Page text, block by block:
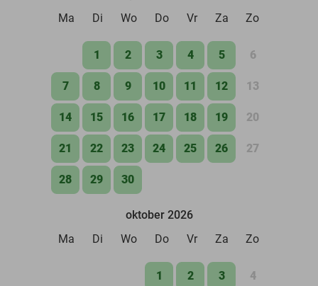
Ma
Di Wo Do Vr Za Zo
1 2 3 4 5 6
7 8 9 10 11 12 13
14 15 16 17 18 19 20
21 22 23 24 25 26 27
28 29 30
oktober 2026
Ma
Di Wo Do Vr Za Zo
1 2 3 4